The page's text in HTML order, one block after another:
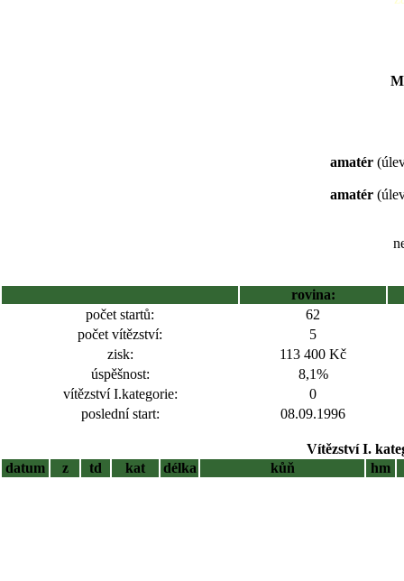
amatér
amatér
rovina:
počet startů:
62
počet vítězství:
5
zisk:
113 400 Kč
úspěšnost:
8,1%
vítězství I.kategorie:
0
poslední start:
08.09.1996
Vítězství I.
datum
z td kat délka kůň hm